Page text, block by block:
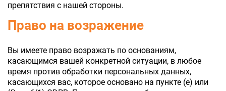
препятствия с нашей стороны.
Право на возражение
Вы имеете право возражать по основаниям,
касающимся вашей конкретной ситуации, в любое
время против обработки персональных данных,
касающихся вас, которое основано на пункте (e) или